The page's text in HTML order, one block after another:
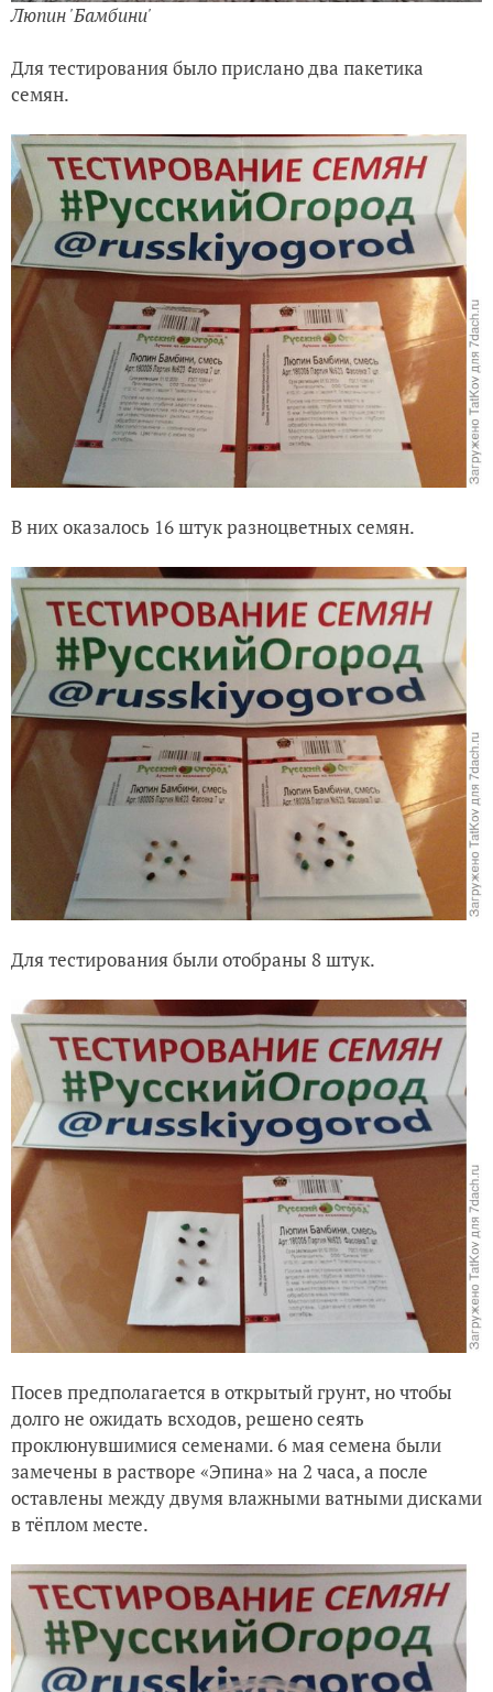
Люпин 'Бамбини'
Для тестирования было прислано два пакетика
семян.
В них оказалось 16 штук разноцветных семян.
Для тестирования были отобраны 8 штук.
Посев предполагается в открытый грунт, но чтобы
долго не ожидать всходов, решено сеять
проклюнувшимися семенами. 6 мая семена были
замечены в растворе «Эпина» на 2 часа, а после
оставлены между двумя влажными ватными дисками
в тёплом месте.